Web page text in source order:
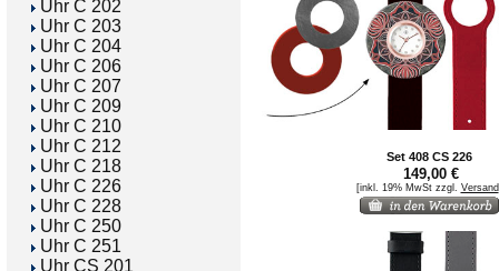
Uhr C 202
Uhr C 203
Uhr C 204
Uhr C 206
Uhr C 207
Uhr C 209
Uhr C 210
Uhr C 212
Uhr C 218
Uhr C 226
Uhr C 228
Uhr C 250
Uhr C 251
Uhr CS 201
Set 408 CS 226
149,00 €
[inkl. 19% MwSt zzgl. Versand